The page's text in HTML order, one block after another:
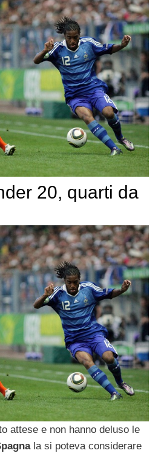
20, quarti da
attese e non hanno deluso le
la si poteva considerare